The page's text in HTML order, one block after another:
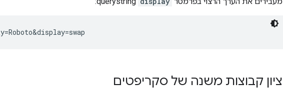
ציון קבוצות משנה של סקריפטים